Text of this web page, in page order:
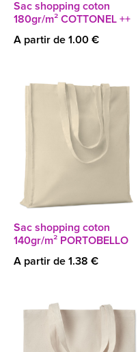
Sac shopping coton
180gr/m² COTTONEL ++
A partir de 1.00 €
Sac shopping coton
140gr/m² PORTOBELLO
A partir de 1.38 €